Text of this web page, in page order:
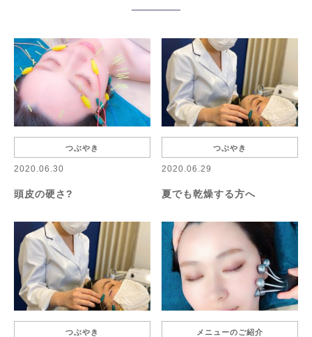
つぶやき
2020.06.30
頭皮の硬さ?
つぶやき
2020.06.29
夏でも乾燥する方へ
つぶやき メニューのご紹介